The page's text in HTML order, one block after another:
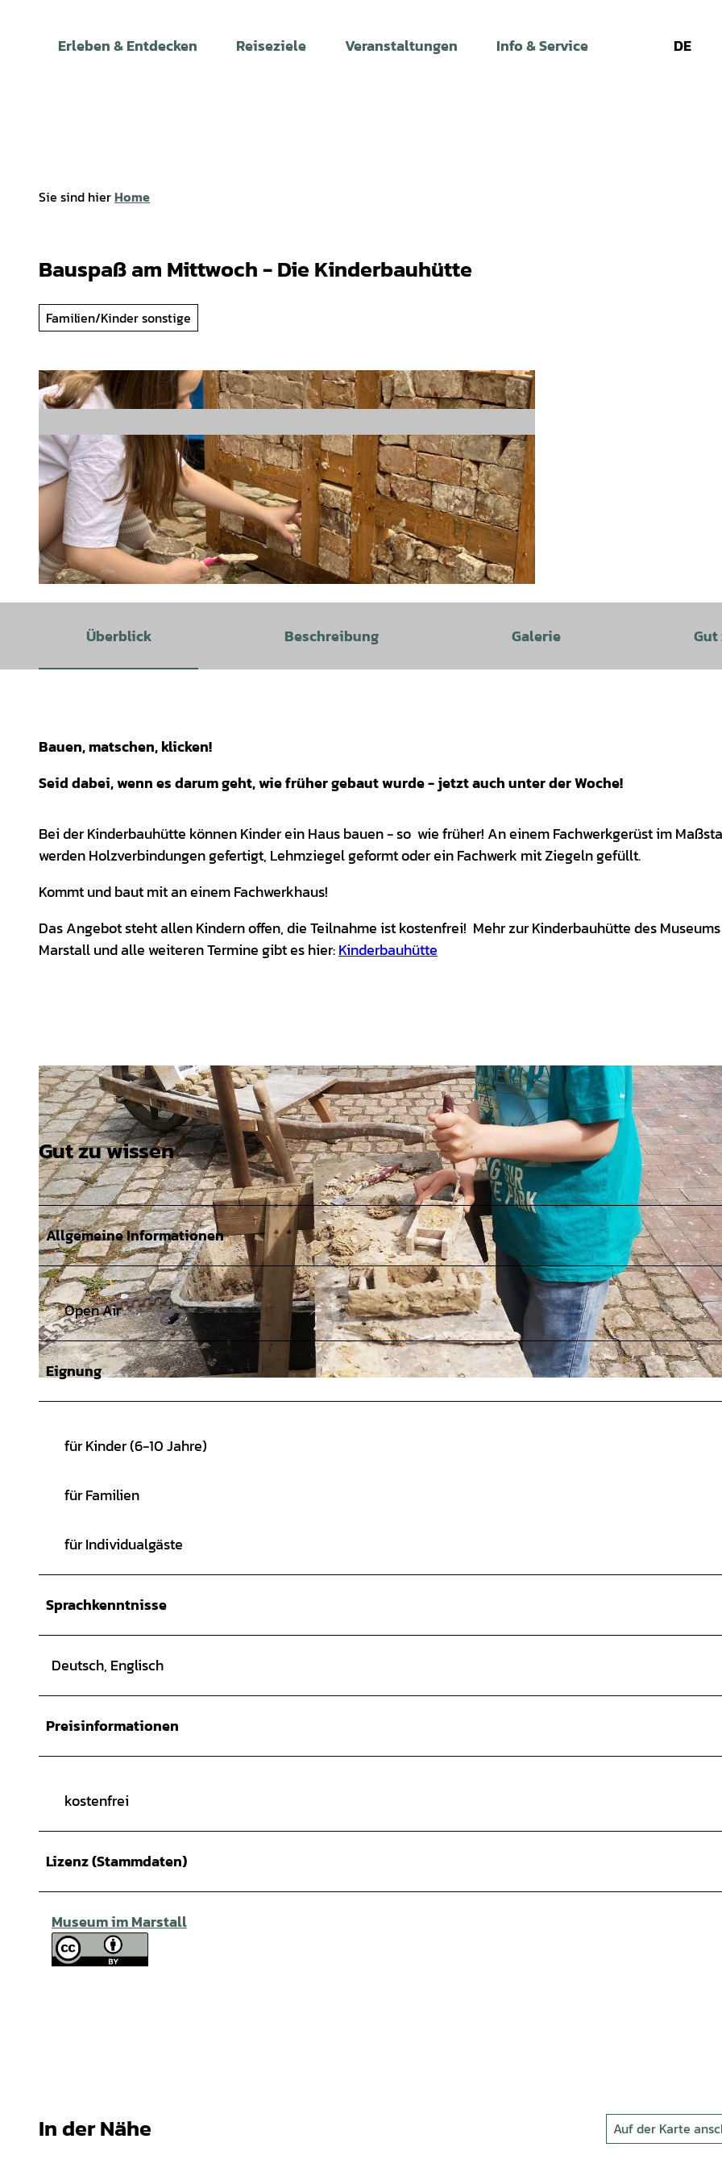
Erleben & Entdecken Reiseziele Veranstaltungen Info & Service DE
Sie sind hierHome
Bauspaß am Mittwoch - Die Kinderbauhütte
Familien/Kinder sonstige
Überblick Beschreibung Galerie Gut
Bauen, matschen, klicken!
Seid dabei, wenn es darum geht, wie früher gebaut wurde - jetzt auch unter der Woche!
Bei der Kinderbauhütte können Kinder ein Haus bauen - so wie früher! An einem Fachwerkgerüst im
werden Holzverbindungen gefertigt, Lehmziegel geformt oder ein Fachwerk mit Ziegeln gefüllt.
Kommt und baut mit an einem Fachwerkhaus!
Das Angebot steht allen Kindern offen, die Teilnahme ist kostenfrei! Mehr zur Kinderbauhütte des
Marstall und alle weiteren Termine gibt es hier:Kinderbauhütte
Gut zu wissen
Allgemeine Informationen
Open Air
Eignung
für Kinder (6-10 Jahre)
für Familien
für Individualgäste
Sprachkenntnisse
Deutsch, Englisch
Preisinformationen
kostenfrei
Lizenz (Stammdaten)
Museum im Marstall
In der Nähe Auf der Karte